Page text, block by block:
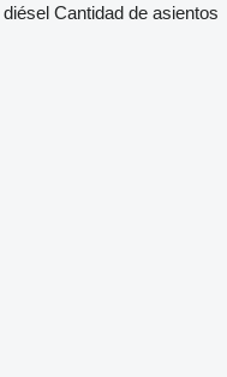
diésel Cantidad de asientos